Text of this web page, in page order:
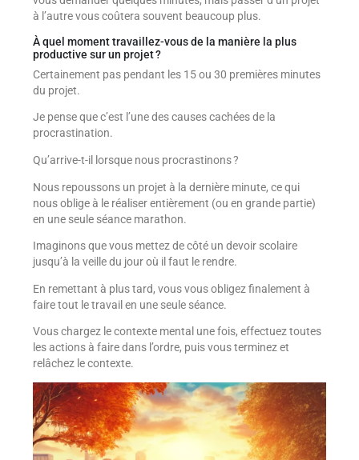
à l’autre vous coûtera souvent beaucoup plus.
À quel moment travaillez-vous de la manière la plus
productive sur un projet ?
Certainement pas pendant les 15 ou 30 premières minutes
du projet.
Je pense que c’est l’une des causes cachées de la
procrastination.
Qu’arrive-t-il lorsque nous procrastinons ?
Nous repoussons un projet à la dernière minute, ce qui
nous oblige à le réaliser entièrement (ou en grande partie)
en une seule séance marathon.
Imaginons que vous mettez de côté un devoir scolaire
jusqu’à la veille du jour où il faut le rendre.
En remettant à plus tard, vous vous obligez finalement à
faire tout le travail en une seule séance.
Vous chargez le contexte mental une fois, effectuez toutes
les actions à faire dans l’ordre, puis vous terminez et
relâchez le contexte.